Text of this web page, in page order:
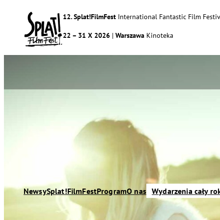
12. Splat!FilmFest International Fantastic Film
22 – 31 X 2026 | Warszawa Kinoteka
NewsySplat!FilmFestProgramO nas Wydarzenia cały